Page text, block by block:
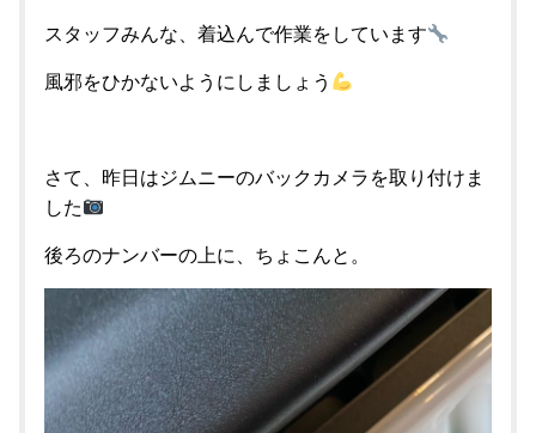
スタッフみんな、着込んで作業をしています
風邪をひかないようにしましょう
さて、昨日はジムニーのバックカメラを取り付けま
した
後ろのナンバーの上に、ちょこんと。